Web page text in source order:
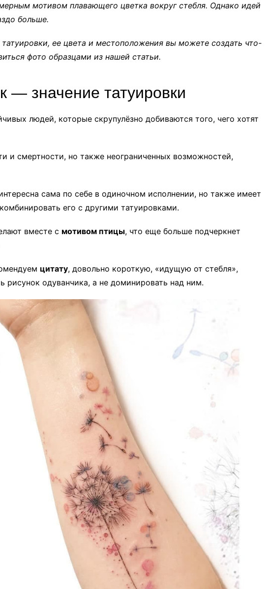
мотивом плавающего цветка вокруг стебля. Однако идей
больше.
ее цвета и местоположения вы можете создать что-
фото образцами из нашей статьи.
— значение татуировки
людей, которые скрупулёзно добиваются того, чего хотят
и смертности, но также неограниченных возможностей,
сама по себе в одиночном исполнении, но также имеет
его с другими татуировками.
вместе с мотивом птицы, что еще больше подчеркнет
цитату, довольно короткую, «идущую от стебля»,
рисунок одуванчика, а не доминировать над ним.